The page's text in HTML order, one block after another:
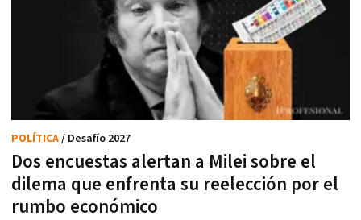
Dos encuestas alertan a Milei sobre el
dilema que enfrenta su reelección por el
rumbo económico
POLÍTICA/ Desafío 2027